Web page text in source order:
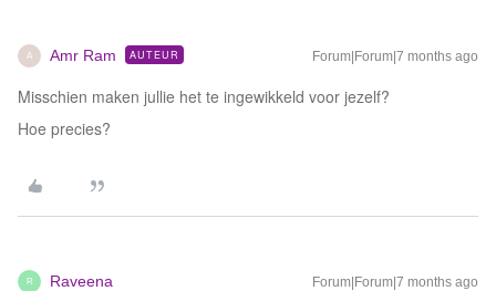
A Amr Ram AUTEUR Forum|Forum|7 months ago
Misschien maken jullie het te ingewikkeld voor jezelf?
Hoe precies?
R Raveena Forum|Forum|7 months ago